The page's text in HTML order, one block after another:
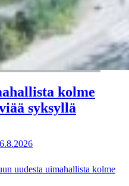
kolme
syksyllä
6.8.2026
uudesta uimahallista kolme